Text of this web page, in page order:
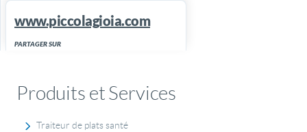
www.piccolagioia.com
PARTAGER SUR
Produits et Services
Traiteur de plats santé